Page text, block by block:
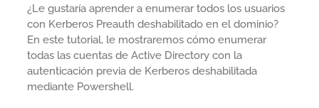
¿Le gustaría aprender a enumerar todos los usuarios
con Kerberos Preauth deshabilitado en el dominio?
En este tutorial, le mostraremos cómo enumerar
todas las cuentas de Active Directory con la
autenticación previa de Kerberos deshabilitada
mediante Powershell.